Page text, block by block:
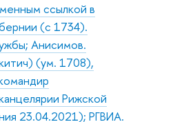
ссылкой в
(с 1734).
Анисимов.
(ум. 1708),
Рижской
23.04.2021); РГВИА.